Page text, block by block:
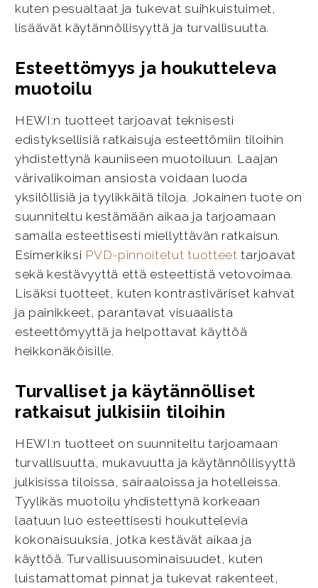
kuten pesualtaat ja tukevat suihkuistuimet,
lisäävät käytännöllisyyttä ja turvallisuutta.
Esteettömyys ja houkutteleva
muotoilu
HEWI:n tuotteet tarjoavat teknisesti
edistyksellisiä ratkaisuja esteettömiin tiloihin
yhdistettynä kauniiseen muotoiluun. Laajan
värivalikoiman ansiosta voidaan luoda
yksilöllisiä ja tyylikkäitä tiloja. Jokainen tuote on
suunniteltu kestämään aikaa ja tarjoamaan
samalla esteettisesti miellyttävän ratkaisun.
Esimerkiksi PVD-pinnoitetut tuotteet tarjoavat
sekä kestävyyttä että esteettistä vetovoimaa.
Lisäksi tuotteet, kuten kontrastiväriset kahvat
ja painikkeet, parantavat visuaalista
esteettömyyttä ja helpottavat käyttöä
heikkonäköisille.
Turvalliset ja käytännölliset
ratkaisut julkisiin tiloihin
HEWI:n tuotteet on suunniteltu tarjoamaan
turvallisuutta, mukavuutta ja käytännöllisyyttä
julkisissa tiloissa, sairaaloissa ja hotelleissa.
Tyylikäs muotoilu yhdistettynä korkeaan
laatuun luo esteettisesti houkuttelevia
kokonaisuuksia, jotka kestävät aikaa ja
käyttöä. Turvallisuusominaisuudet, kuten
luistamattomat pinnat ja tukevat rakenteet,